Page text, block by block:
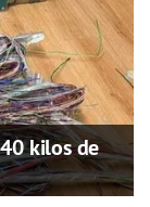
kilos de